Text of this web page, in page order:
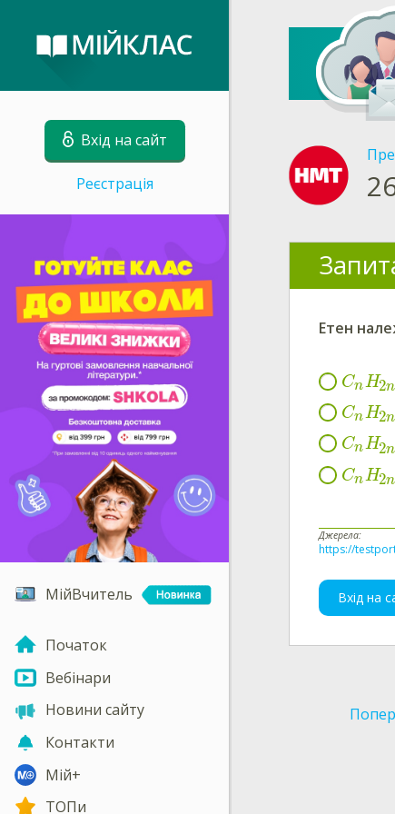
Вхід на сайт
Реєстрація
МійВчитель
Початок
Вебінари
Новини сайту
Контакти
Мій+
ТОПи
Етен
Cn H2n
CnH2n
CnH2n
Cn H2n
Джерела:
https://
Вхід на